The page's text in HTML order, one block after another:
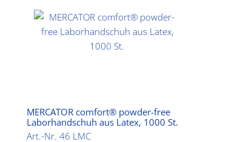
MERCATOR comfort® powder-free
Laborhandschuh aus Latex, 1000 St.
Art.-Nr. 46 LMC